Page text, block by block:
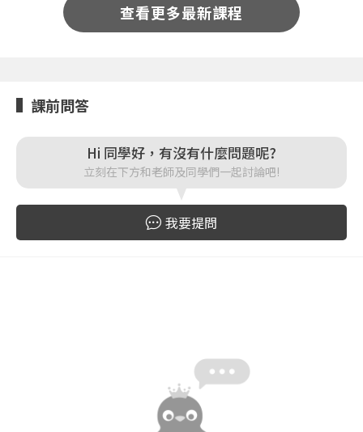
或
登入
或
註冊
按下註冊即代表你同意我們的使用者條款
查看更多最新課程
課前問答
Hi 同學好，有沒有什麼問題呢?
立刻在下方和老師及同學們一起討論吧!
我要提問